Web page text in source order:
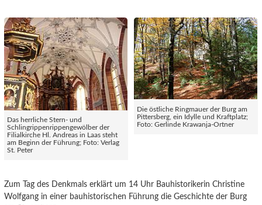
Das herrliche Stern- und
Schlingrippenrippengewölber der
Filialkirche Hl. Andreas in Laas steht
am Beginn der Führung; Foto: Verlag
St. Peter
Die östliche Ringmauer der Burg am
Pittersberg, ein Idylle und Kraftplatz;
Foto: Gerlinde Krawanja-Ortner
Zum Tag des Denkmals erklärt um 14 Uhr Bauhistorikerin Christine
Wolfgang in einer bauhistorischen Führung die Geschichte der Burg